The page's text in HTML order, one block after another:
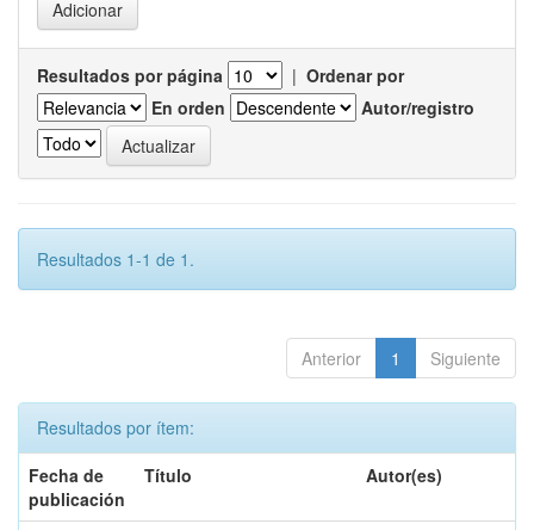
Resultados por página | Ordenar por
En orden
Autor/registro
Resultados 1-1 de 1.
Anterior 1 Siguiente
Resultados por ítem:
Fecha de
publicación
Título Autor(es)